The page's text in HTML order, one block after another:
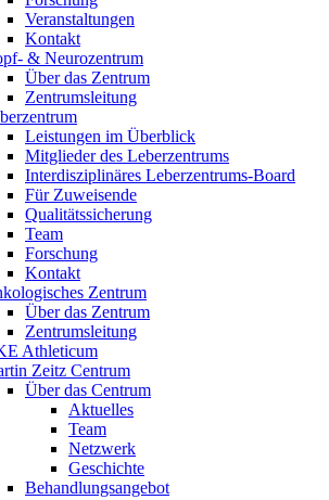
Veranstaltungen
Kontakt
& Neurozentrum
Über das Zentrum
Zentrumsleitung
Leistungen im Überblick
Mitglieder des Leberzentrums
Interdisziplinäres Leberzentrums-Board
Für Zuweisende
Qualitätssicherung
Team
Forschung
Kontakt
Zentrum
Über das Zentrum
Zentrumsleitung
Athleticum
Zeitz Centrum
Über das Centrum
Aktuelles
Team
Netzwerk
Geschichte
Behandlungsangebot